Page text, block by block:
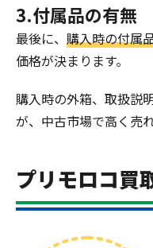
3.付属品の有無
最後に、 購入時の付属
価格が決まります。
購入時の外箱、取扱説
が、中古市場で高く売
プリモロコ買